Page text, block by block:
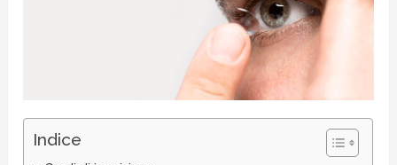
Indice